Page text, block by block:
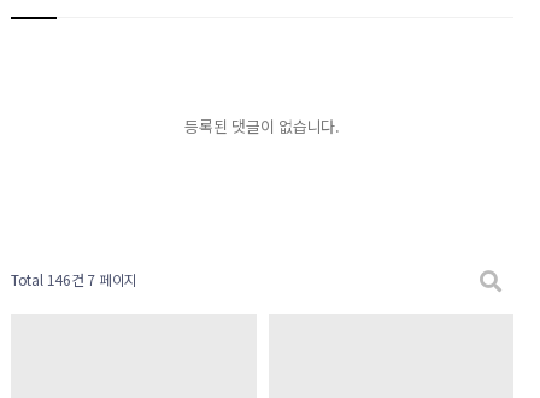
등록된 댓글이 없습니다.
Total 146건 7 페이지